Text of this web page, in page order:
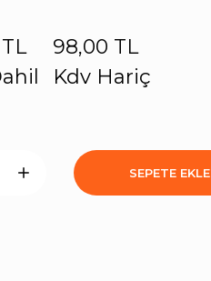
98,00 TL
Kdv Hariç
SEPETE EKLE